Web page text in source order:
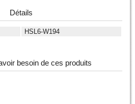
Détails
HSL6-W194
besoin de ces produits